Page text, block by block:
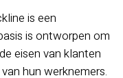
is een
is ontworpen om
eisen van klanten
hun werknemers.